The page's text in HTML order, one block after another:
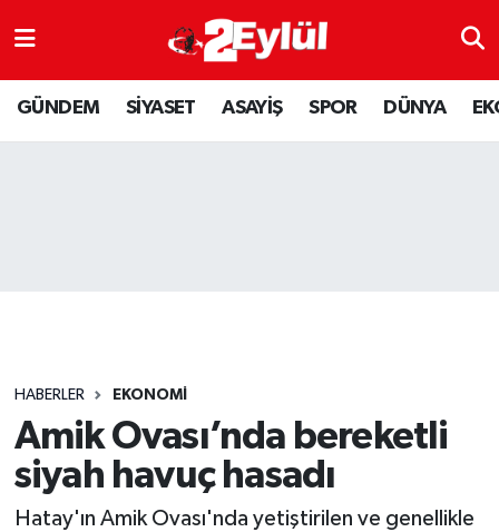
GÜNDEM SİYASET ASAYİŞ SPOR DÜNYA
HABERLER EKONOMİ
Amik Ovası’nda bereketli
siyah havuç hasadı
Hatay'ın Amik Ovası'nda yetiştirilen ve genellikle
ASAYİŞ
DÜNYA
SPOR
YAŞAM
Nöbetçi Eczaneler
Hava Durumu
Son Dakika Haberleri
Haber Arşivi